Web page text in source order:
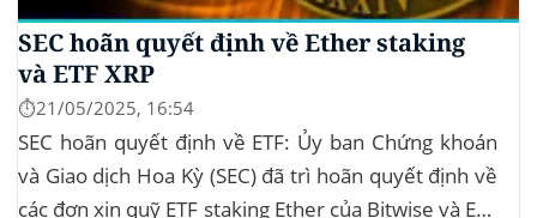
SEC hoãn quyết định về Ether staking
và ETF XRP
⏱️21/05/2025, 16:54
SEC hoãn quyết định về ETF: Ủy ban Chứng khoán
và Giao dịch Hoa Kỳ (SEC) đã trì hoãn quyết định về
các đơn xin quỹ ETF staking Ether của Bitwise và ETF